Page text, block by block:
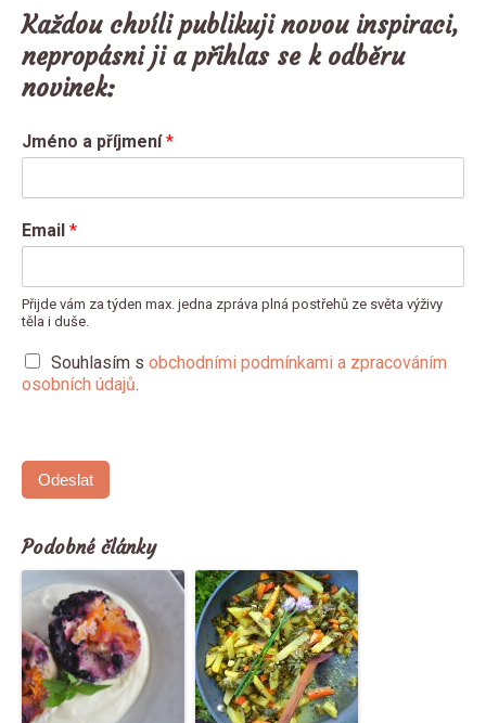
Každou chvíli publikuji novou inspiraci,
nepropásni ji a přihlas se k odběru
novinek:
Jméno a příjmení*
Email *
Přijde vám za týden max. jedna zpráva plná postřehů ze světa výživy
těla i duše.
Souhlasím s obchodními podmínkami a zpracováním
osobních údajů.
Odeslat
Podobné články